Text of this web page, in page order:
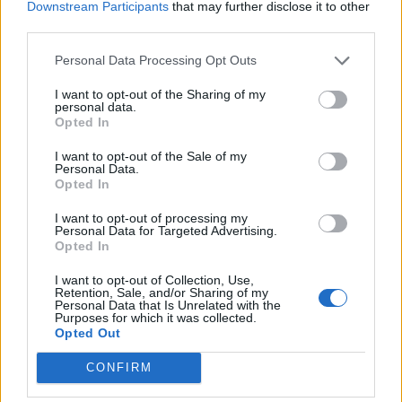
Downstream Participants that may further disclose it to other
Personal Data Processing Opt Outs
I want to opt-out of the Sharing of my
personal data.
Opted In
I want to opt-out of the Sale of my
Personal Data.
Opted In
I want to opt-out of processing my
Personal Data for Targeted Advertising.
Opted In
I want to opt-out of Collection, Use,
Retention, Sale, and/or Sharing of my
Personal Data that Is Unrelated with the
Purposes for which it was collected.
Opted Out
CONFIRM
Ακολουθήστε το Pink.gr στοGoogle News
μάθετε πρώτοιτα πιο hot νέα.
Ακολουθήστε το Pink.gr και στο